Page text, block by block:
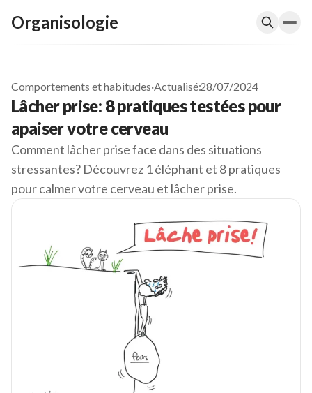
Organisologie
Comportements et habitudes·Actualisé:28/07/2024
Lâcher prise: 8 pratiques testées pour
apaiser votre cerveau
Comment lâcher prise face dans des situations
stressantes? Découvrez 1 éléphant et 8 pratiques
pour calmer votre cerveau et lâcher prise.